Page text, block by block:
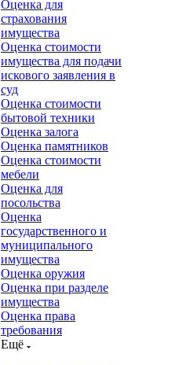
Оценка для
страхования
имущества
Оценка стоимости
имущества для подачи
искового заявления в
суд
Оценка стоимости
бытовой техники
Оценка залога
Оценка памятников
Оценка стоимости
мебели
Оценка для
посольства
Оценка
государственного и
муниципального
имущества
Оценка оружия
Оценка при разделе
имущества
Оценка права
требования
Ещё